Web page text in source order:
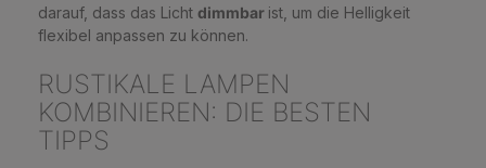
darauf, dass das Licht dimmbar ist, um die Helligkeit
flexibel anpassen zu können.
RUSTIKALE LAMPEN
KOMBINIEREN: DIE BESTEN
TIPPS